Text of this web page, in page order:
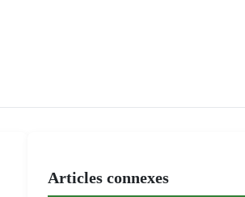
Articles connexes